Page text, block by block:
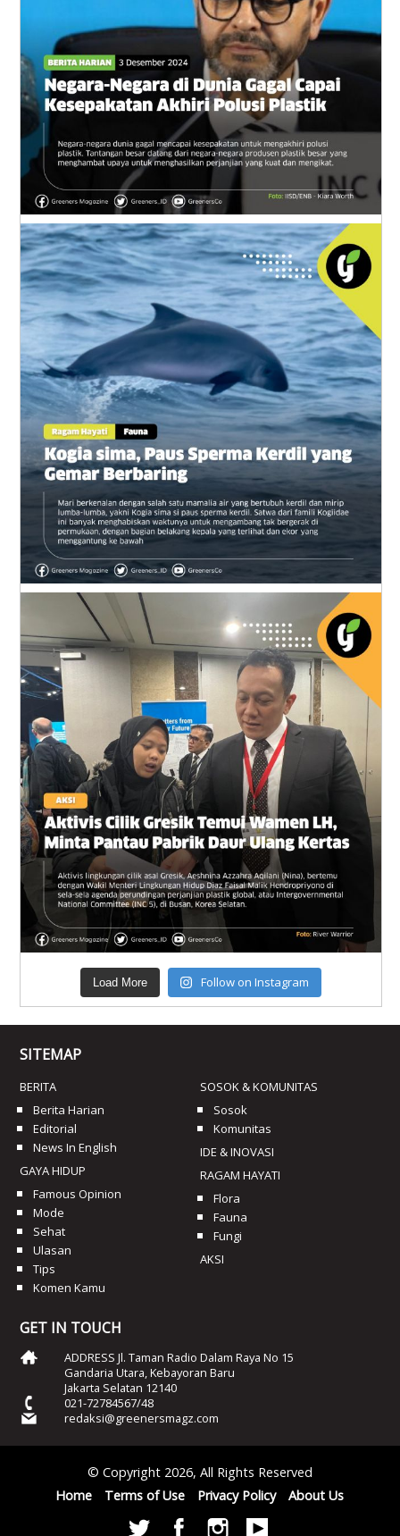
Load More Follow on Instagram
SITEMAP
BERITA
Berita Harian
Editorial
News In English
GAYA HIDUP
Famous Opinion
Mode
Sehat
Ulasan
Tips
Komen Kamu
SOSOK & KOMUNITAS
Sosok
Komunitas
IDE & INOVASI
RAGAM HAYATI
Flora
Fauna
Fungi
AKSI
GET IN TOUCH
ADDRESS Jl. Taman Radio Dalam Raya No 15
Gandaria Utara, Kebayoran Baru
Jakarta Selatan 12140
021-72784567/48
redaksi@greenersmagz.com
© Copyright 2026, All Rights Reserved
Home
Terms of Use Privacy Policy About Us